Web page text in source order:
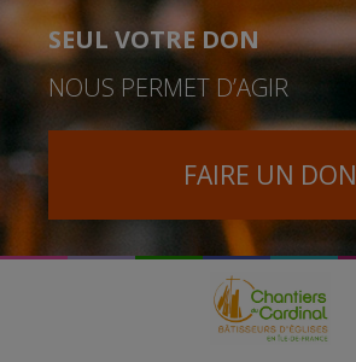
SEUL VOTRE DON
NOUS PERMET D’AGIR
FAIRE UN DON